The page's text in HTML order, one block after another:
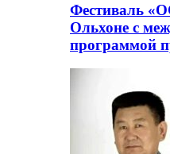
Фестиваль
Ольхоне с
программой